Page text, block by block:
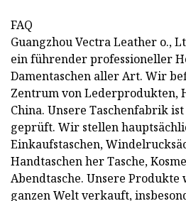
FAQ
Guangzhou Vectra Leather o.,
ein führender professioneller
Damentaschen aller Art. Wir
Zentrum von Lederprodukten,
China. Unsere Taschenfabrik ist
geprüft. Wir stellen
Einkaufstaschen,
Handtaschen her Tasche,
Abendtasche. Unsere
ganzen Welt verkauft,